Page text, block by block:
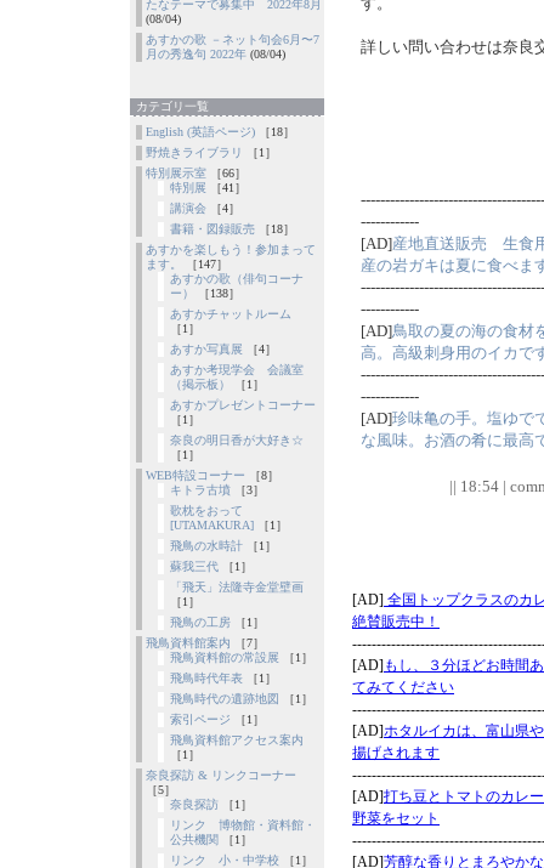
たなテーマで募集中 2022年8月
(08/04)
あすかの歌 －ネット句会6月〜7
月の秀逸句 2022年 (08/04)
カテゴリ一覧
English (英語ページ) ［18］
野焼きライブラリ
［1］
特別展示室 ［66］
特別展 ［41］
講演会 ［4］
書籍・図録販売 ［18］
あすかを楽しもう！参加まって
ます。
［147］
あすかの歌（俳句コーナ
ー）
［138］
あすかチャットルーム
［1］
あすか写真展 ［4］
あすか考現学会 会議室
（掲示板）
［1］
あすかプレゼントコーナー
［1］
奈良の明日香が大好き☆
［1］
WEB特設コーナー ［8］
キトラ古墳 ［3］
歌枕をおって
[UTAMAKURA] ［1］
飛鳥の水時計 ［1］
蘇我三代 ［1］
「飛天」法隆寺金堂壁画
［1］
飛鳥の工房 ［1］
飛鳥資料館案内 ［7］
飛鳥資料館の常設展 ［1］
飛鳥時代年表 ［1］
飛鳥時代の遺跡地図
［1］
索引ページ ［1］
飛鳥資料館アクセス案内
［1］
奈良探訪 & リンクコーナー
［5］
奈良探訪 ［1］
リンク 博物館・資料館・
公共機関 ［1］
リンク 小・中学校 ［1］
詳しい問い合わせは奈
------------
[AD]産地直送販売 生食
産の岩ガキは夏に食べま
------------
[AD]鳥取の夏の海の食材
高。高級刺身用のイカで
------------
[AD]珍味亀の手。塩ゆで
な風味。お酒の肴に最高
|| 18:54 |